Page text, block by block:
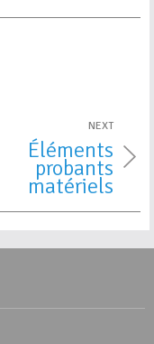
NEXT
Éléments
probants
matériels